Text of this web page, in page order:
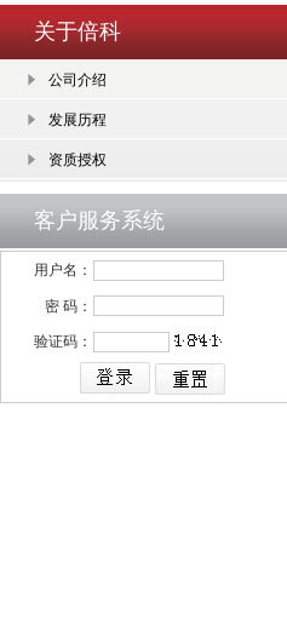
关于倍科
公司介绍
发展历程
资质授权
客户服务系统
用户名：
密 码：
验证码：